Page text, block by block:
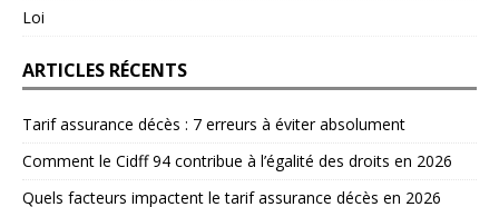
Loi
ARTICLES RÉCENTS
Tarif assurance décès : 7 erreurs à éviter absolument
Comment le Cidff 94 contribue à l’égalité des droits en 2026
Quels facteurs impactent le tarif assurance décès en 2026